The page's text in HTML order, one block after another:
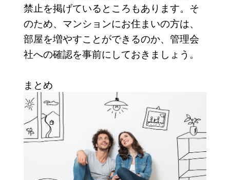
禁止を掲げているところもあります。そ
のため、マンションにお住まいの方は、
部屋を増やすことができるのか、管理会
社への確認を事前にしておきましょう。
まとめ